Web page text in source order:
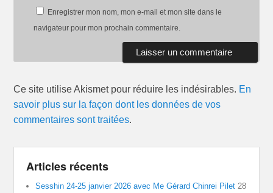
Enregistrer mon nom, mon e-mail et mon site dans le
navigateur pour mon prochain commentaire.
Ce site utilise Akismet pour réduire les indésirables. En
savoir plus sur la façon dont les données de vos
commentaires sont traitées.
Articles récents
Sesshin 24-25 janvier 2026 avec Me Gérard Chinrei Pilet 28